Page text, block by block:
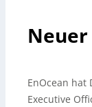
Neuer
EnOcean hat
Executive